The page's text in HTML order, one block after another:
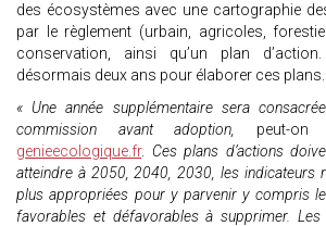
des écosystèmes avec une cartographie
par le règlement (urbain, agricoles,
conservation, ainsi qu’un plan
désormais deux ans pour élaborer ces plans.
« Une année supplémentaire sera
commission avant adoption, peut-
genieecologique.fr. Ces plans d’actions
atteindre à 2050, 2040, 2030, les indicateurs
plus appropriées pour y parvenir y compris
favorables et défavorables à supprimer.